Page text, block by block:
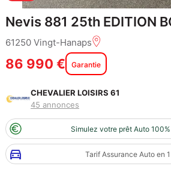
Nevis 881 25th EDITION
61250 Vingt-Hanaps
86 990 € Garantie
CHEVALIER LOISIRS 61
45 annonces
Simulez votre prêt Auto
Tarif Assurance Auto en